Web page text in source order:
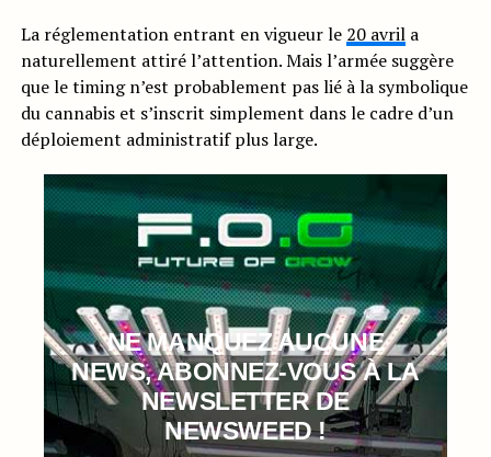
La réglementation entrant en vigueur le 20 avrila
naturellement attiré l’attention. Mais l’armée suggère
que le timing n’est probablement pas lié à la symbolique
du cannabis et s’inscrit simplement dans le cadre d’un
déploiement administratif plus large.
NE MANQUEZ AUCUNE
NEWS, ABONNEZ-VOUS À LA
NEWSLETTER DE
NEWSWEED !